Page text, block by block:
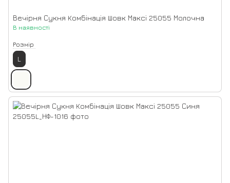
Вечірня Сукня Комбінація Шовк Максі 25055 Молочна
В наявності
Розмір
L